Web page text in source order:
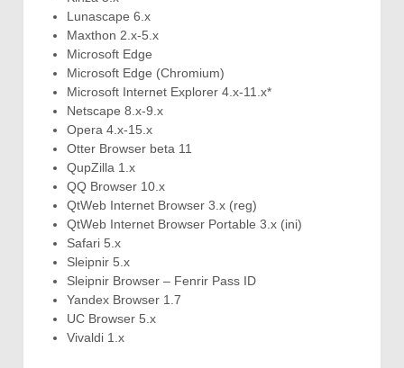
Lunascape 6.x
Maxthon 2.x-5.x
Microsoft Edge
Microsoft Edge (Chromium)
Microsoft Internet Explorer 4.x-11.x*
Netscape 8.x-9.x
Opera 4.x-15.x
Otter Browser beta 11
QupZilla 1.x
QQ Browser 10.x
QtWeb Internet Browser 3.x (reg)
QtWeb Internet Browser Portable 3.x (ini)
Safari 5.x
Sleipnir 5.x
Sleipnir Browser – Fenrir Pass ID
Yandex Browser 1.7
UC Browser 5.x
Vivaldi 1.x